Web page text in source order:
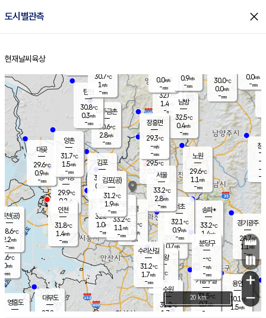
도시별관측 close
홈
현재날씨 육상
의도
℃
m/s
mm
영흥도
양주
32.0℃
1.4
-mm
과천
29.5℃
0.7m/s
- mm
용인
30.1℃
1.5m/s
경기광주
28.7℃
1.1m/s
-mm
대부도
27.8
경서동
29.9℃
0.2 m/s
-mm
파주금촌
30.6℃
2.8m/s
-mm
30.0℃
0.0m/s
-mm
대곶
29.6℃
0.9m/s
-mm
창
-
-m/
-
탄현
30.8℃
0.3m/s
-mm
0.0m/s
-mm
의왕
- ℃
m/s
mm
김포
31.5℃
0.8 m/s
mm
광명
33.5 ℃
1.8 m/s
-mm
부천
32.6℃
1.0m/s
-mm
양촌
31.7℃
1.5m/s
-mm
구로
33.2℃
1.1 m/s
-mm
은평
29.5℃
0.2 m/s
- mm
노원
29.6℃
1.1 m/s
-mm
송파*
33.2℃
1.4m/s
-mm
서초
32.1℃
0.9m/s
-mm
남방
32.5℃
0.4m/s
-mm
기흥구갈
31.5℃
0.7m/s
-
수리산길
31.2℃
1.7m/s
-mm
분당구
-℃
-m/s
-mm
장흥면
29.3℃
-m/s
-mm
0.0m/s
-mm
인천(공)
28.6℃
2.2m/s
-mm
김포(공)
31.2℃
1.9m/s
-mm
수원
31.2℃
1.7 m/s
인천
31.8℃
1.4m/s
-mm
서울
33.2℃
2.8m/s
-mm
30.7℃
1 m/s
-mm
0.9m/s
-mm
+
−
20 km